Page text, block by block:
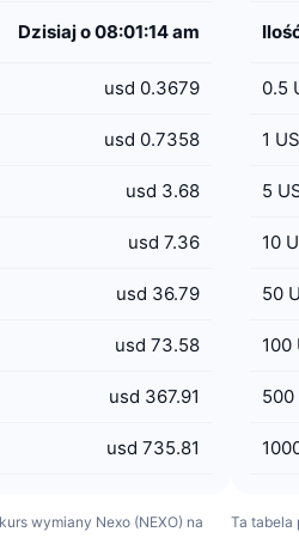
Dzisiaj o 08:01:14 am
usd 0.3679
usd 0.7358
usd 3.68
usd 7.36
usd 36.79
usd 73.58
usd 367.91
usd 735.81
wymiany Nexo (NEXO) na
0.5
1
5
10
50
100
500
Ta